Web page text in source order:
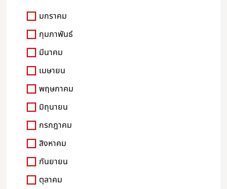
มกราคม
กุมภาพันธ์
มีนาคม
เมษายน
พฤษภาคม
มิถุนายน
กรกฎาคม
สิงหาคม
กันยายน
ตุลาคม